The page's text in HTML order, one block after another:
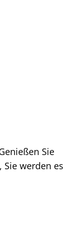
Sie
werden es